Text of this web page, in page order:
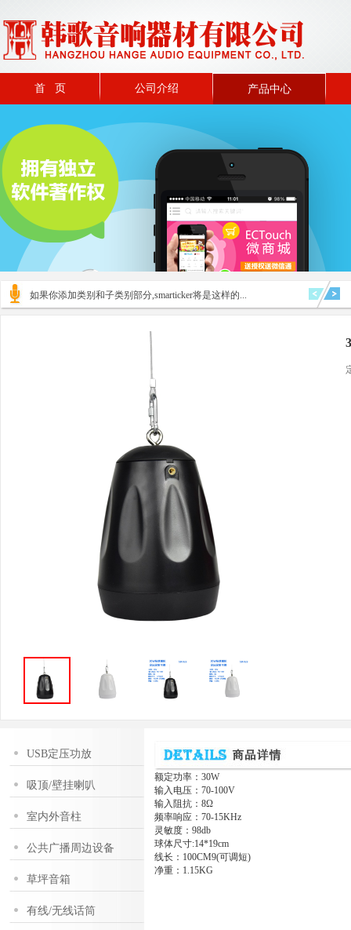
首 页 公司介绍 产品中心
如果你添加类别和子类别部分,smarticker将是这样的...
USB定压功放
吸顶/壁挂喇叭
室内外音柱
公共广播周边设备
草坪音箱
有线/无线话筒
额定功率：30W
输入电压：70-100V
输入阻抗：8Ω
频率响应：70-15KHz
灵敏度：98db
球体尺寸:14*19cm
线长：100CM9(可调短)
净重：1.15KG